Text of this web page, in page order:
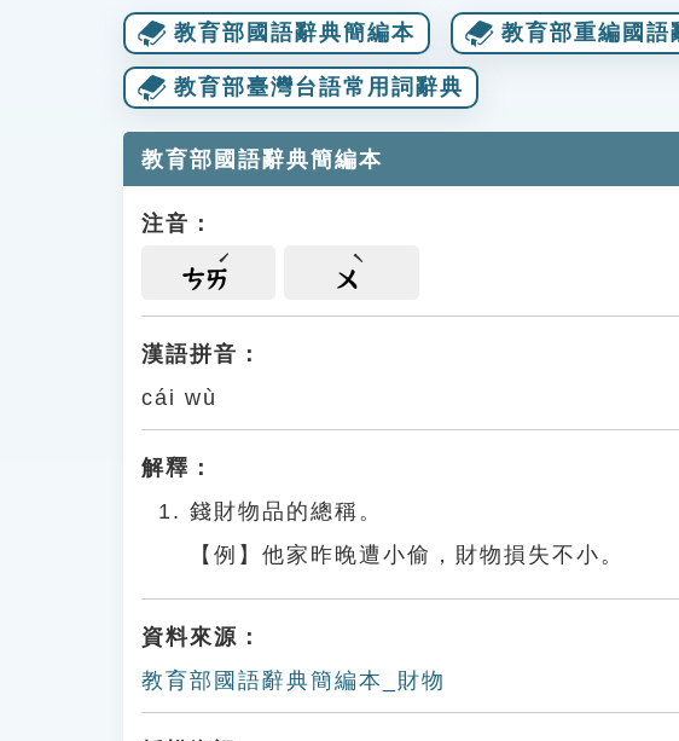
教育部國語辭典簡編本 教育部重編國語
教育部臺灣台語常用詞辭典
教育部國語辭典簡編本
注音：
ㄘㄞ ㄨ
漢語拼音：
cái wù
解釋：
錢財物品的總稱。
【例】他家昨晚遭小偷，財物損失不小。
資料來源：
教育部國語辭典簡編本_財物